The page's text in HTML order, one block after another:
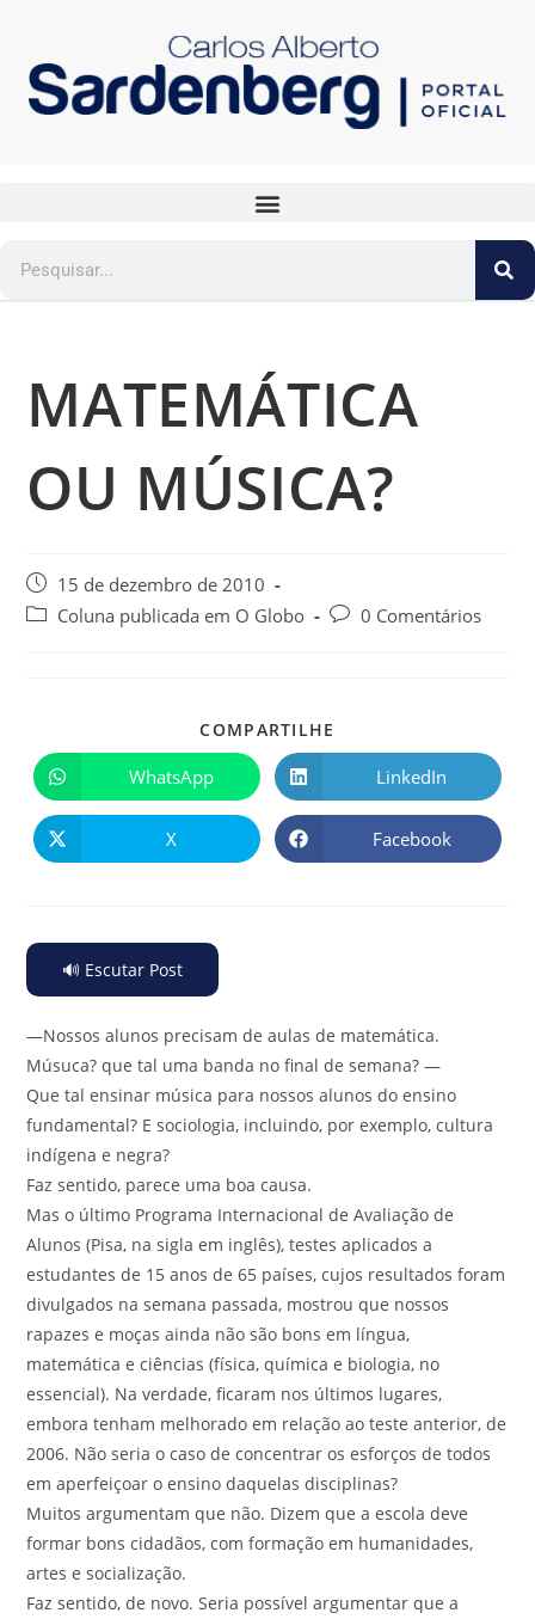
MATEMÁTICA
OU MÚSICA?
15 de dezembro de 2010
Coluna publicada em O Globo
0 Comentários
COMPARTILHE
WhatsApp LinkedIn
X Facebook
🔊 Escutar Post
—Nossos alunos precisam de aulas de matemática.
Músuca? que tal uma banda no final de semana? —
Que tal ensinar música para nossos alunos do ensino
fundamental? E sociologia, incluindo, por exemplo, cultura
indígena e negra?
Faz sentido, parece uma boa causa.
Mas o último Programa Internacional de Avaliação de
Alunos (Pisa, na sigla em inglês), testes aplicados a
estudantes de 15 anos de 65 países, cujos resultados foram
divulgados na semana passada, mostrou que nossos
rapazes e moças ainda não são bons em língua,
matemática e ciências (física, química e biologia, no
essencial). Na verdade, ficaram nos últimos lugares,
embora tenham melhorado em relação ao teste anterior, de
2006. Não seria o caso de concentrar os esforços de todos
em aperfeiçoar o ensino daquelas disciplinas?
Muitos argumentam que não. Dizem que a escola deve
formar bons cidadãos, com formação em humanidades,
artes e socialização.
Faz sentido, de novo. Seria possível argumentar que a